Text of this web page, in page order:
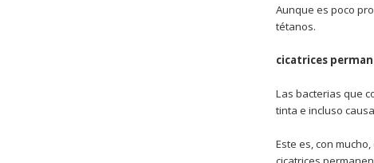
Aunque es poco
tétanos.
cicatrices
Las bacterias que
tinta e incluso
Este es, con